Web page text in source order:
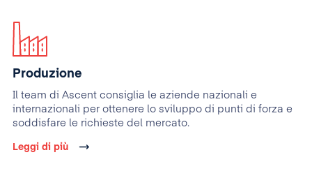
Produzione
Il team di Ascent consiglia le aziende nazionali e
internazionali per ottenere lo sviluppo di punti di forza e
soddisfare le richieste del mercato.
Leggi di più